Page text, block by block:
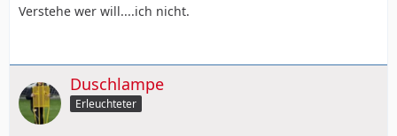
Verstehe wer will....ich nicht.
Duschlampe
Erleuchteter